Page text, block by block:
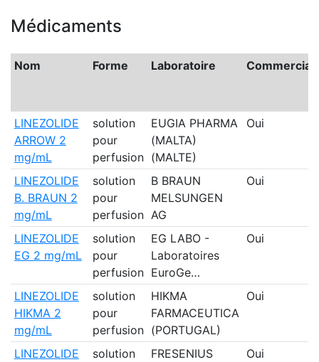
Médicaments
Nom Forme Laboratoire
LINEZOLIDE
ARROW 2
mg/mL
solution
pour
perfusion
EUGIA PHARMA
(MALTA)
(MALTE)
Oui
LINEZOLIDE
B. BRAUN 2
mg/mL
solution
pour
perfusion
B BRAUN
MELSUNGEN
AG
Oui
LINEZOLIDE
EG 2 mg/mL
solution
pour
perfusion
EG LABO -
Laboratoires
EuroGe…
Oui
LINEZOLIDE
HIKMA 2
mg/mL
solution
pour
perfusion
HIKMA
FARMACEUTICA
(PORTUGAL)
Oui
LINEZOLIDE
solution
FRESENIUS
Oui